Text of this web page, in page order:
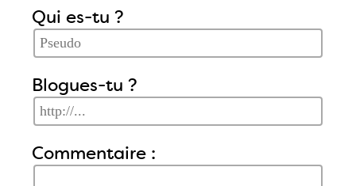
Qui es-tu ?
Blogues-tu ?
Commentaire :